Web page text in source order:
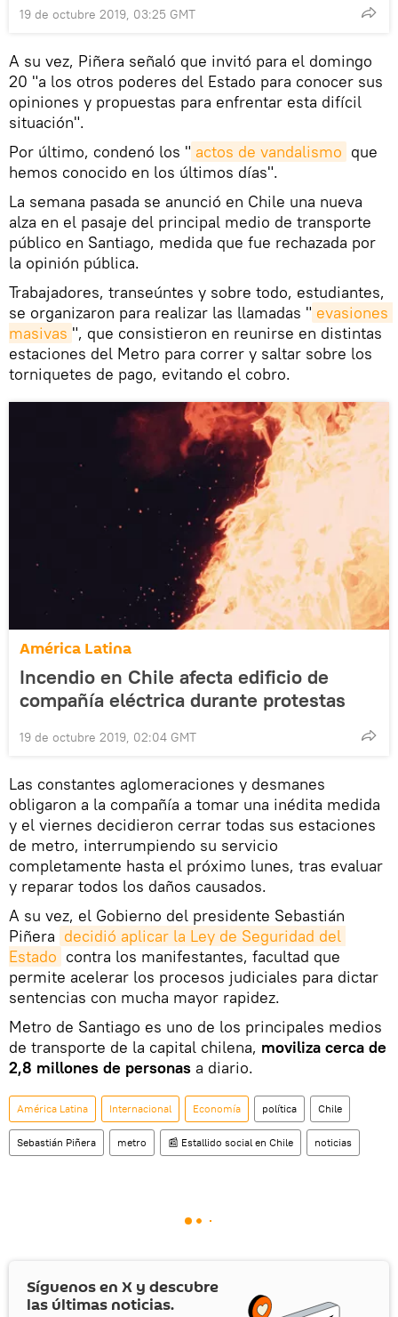
19 de octubre 2019, 03:25 GMT
A su vez, Piñera señaló que invitó para el domingo
20 "a los otros poderes del Estado para conocer sus
opiniones y propuestas para enfrentar esta difícil
situación".
Por último, condenó los " actos de vandalismo que
hemos conocido en los últimos días".
La semana pasada se anunció en Chile una nueva
alza en el pasaje del principal medio de transporte
público en Santiago, medida que fue rechazada por
la opinión pública.
Trabajadores, transeúntes y sobre todo, estudiantes,
se organizaron para realizar las llamadas " evasiones
masivas ", que consistieron en reunirse en distintas
estaciones del Metro para correr y saltar sobre los
torniquetes de pago, evitando el cobro.
América Latina
Incendio en Chile afecta edificio de
compañía eléctrica durante protestas
19 de octubre 2019, 02:04 GMT
Las constantes aglomeraciones y desmanes
obligaron a la compañía a tomar una inédita medida
y el viernes decidieron cerrar todas sus estaciones
de metro, interrumpiendo su servicio
completamente hasta el próximo lunes, tras evaluar
y reparar todos los daños causados.
A su vez, el Gobierno del presidente Sebastián
Piñera decidió aplicar la Ley de Seguridad del
Estado contra los manifestantes, facultad que
permite acelerar los procesos judiciales para dictar
sentencias con mucha mayor rapidez.
Metro de Santiago es uno de los principales medios
de transporte de la capital chilena, moviliza cerca de
2,8 millones de personas a diario.
América Latina Internacional Economía política Chile
Sebastián Piñera metro 📰 Estallido social en Chile noticias
Síguenos en X y descubre
las últimas noticias.